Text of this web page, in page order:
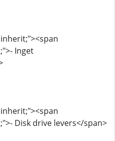
Inget
Disk drive levers</span>